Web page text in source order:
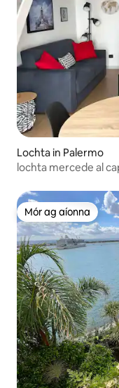
Lochta in Palermo
lochta mercede al
Mór ag aíonna
Mór ag aíonna